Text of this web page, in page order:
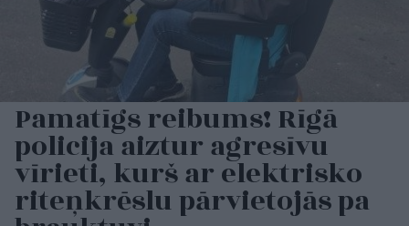
Pamatīgs reibums! Rīgā
policija aiztur agresīvu
vīrieti, kurš ar elektrisko
riteņkrēslu pārvietojās pa